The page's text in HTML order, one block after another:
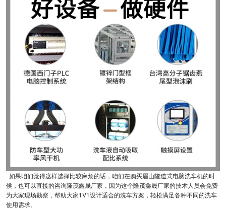
如果咱们觉得这样选择比较麻烦的话，咱们在购买眉山隧道式电脑洗车机的时
候，也可以直接的咨询隆茂鑫晟厂家，因为这个隆茂鑫晟厂家的技术人员会免费
为大家现场勘察，帮助大家1V1设计适合的洗车方案，轻松满足各种不同的洗车
使用需求。